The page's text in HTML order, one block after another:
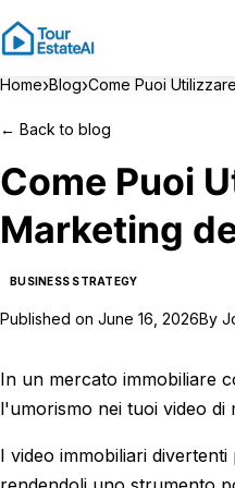
Home›Blog›Come Puoi
← Back to blog
Come Puoi
Marketing
BUSINESS STRATEGY
Published on June 16, 2026By
In un mercato immobiliare
l'umorismo nei tuoi video di
I video immobiliari